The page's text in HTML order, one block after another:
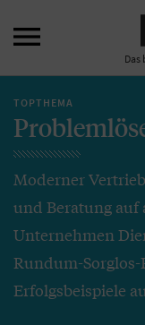

TOPTHEMA
Moderner
und Beratung auf
Unternehmen
Rundum-
Erfolgsbeispiele